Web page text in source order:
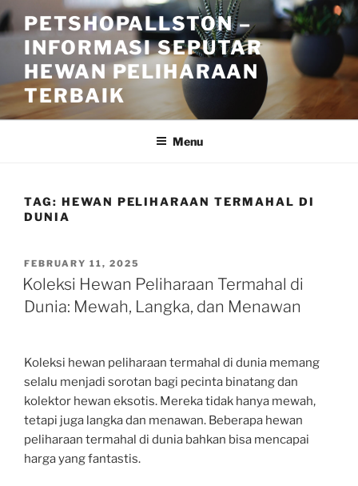
Skip
to
content
PETSHOPALLSTON –
INFORMASI SEPUTAR
HEWAN PELIHARAAN
TERBAIK
Menu
TAG: HEWAN PELIHARAAN TERMAHAL DI
DUNIA
POSTED
ON
FEBRUARY 11, 2025
Koleksi Hewan Peliharaan Termahal di
Dunia: Mewah, Langka, dan Menawan
Koleksi hewan peliharaan termahal di dunia memang
selalu menjadi sorotan bagi pecinta binatang dan
kolektor hewan eksotis. Mereka tidak hanya mewah,
tetapi juga langka dan menawan. Beberapa hewan
peliharaan termahal di dunia bahkan bisa mencapai
harga yang fantastis.